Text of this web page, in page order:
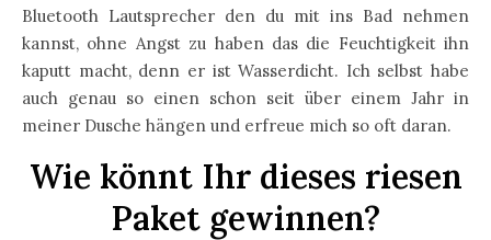
Bluetooth Lautsprecher den du mit ins Bad nehmen
kannst, ohne Angst zu haben das die Feuchtigkeit ihn
kaputt macht, denn er ist Wasserdicht. Ich selbst habe
auch genau so einen schon seit über einem Jahr in
meiner Dusche hängen und erfreue mich so oft daran.
Wie könnt Ihr dieses riesen
Paket gewinnen?